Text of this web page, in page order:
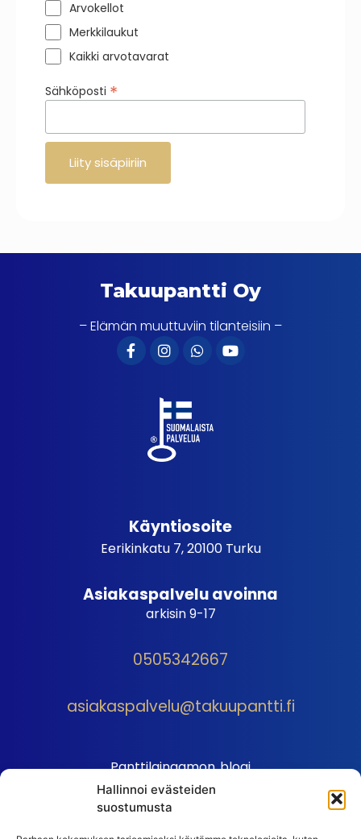
Hallinnoi evästeiden
suostumusta
Arvokellot
Merkkilaukut
Kaikki arvotavarat
Sähköposti *
Takuupantti Oy
– Elämän muuttuviin tilanteisiin –
Käyntiosoite
Eerikinkatu 7, 20100 Turku
Asiakaspalvelu avoinna
arkisin 9-17
0505342667
asiakaspalvelu@takuupantti.fi
Panttilainaamon blogi
Palveluhinnasto
Sopimusehdot